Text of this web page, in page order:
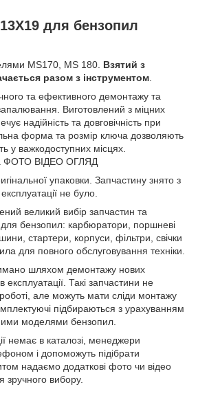
для бензопил
MS170, MS 180. Взятий з
разом з інструментом
та ефективного демонтажу та
Виготовлений з міцних
надійність та довговічність при
форма та розмір ключа дозволяють
у важкодоступних місцях.
ФОТО ВІДЕО ОГЛЯД
упаковки. Запчастину знято з
не було.
великий вибір запчастин та
для бензопил: карбюратори, поршневі
стартери, корпуси, фільтри, свічки
для повного обслуговування техніки.
шляхом демонтажу нових
експлуатації. Такі запчастини не
але можуть мати сліди монтажу
підбираються з урахуванням
моделями бензопил.
немає в каталозі, менеджери
і допоможуть підібрати
надаємо додаткові фото чи відео
зручного вибору.